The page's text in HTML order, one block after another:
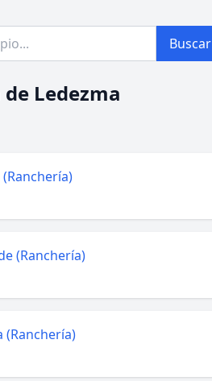
Buscar
Ledezma
(Ranchería)
(Ranchería)